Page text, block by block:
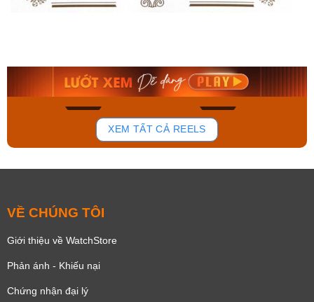
148
Mua ngay Mua ngay
XEM TẤT CẢ REELS
VỀ CHÚNG TÔI
Giới thiệu về WatchStore
Phản ánh - Khiếu nại
Chứng nhận đại lý